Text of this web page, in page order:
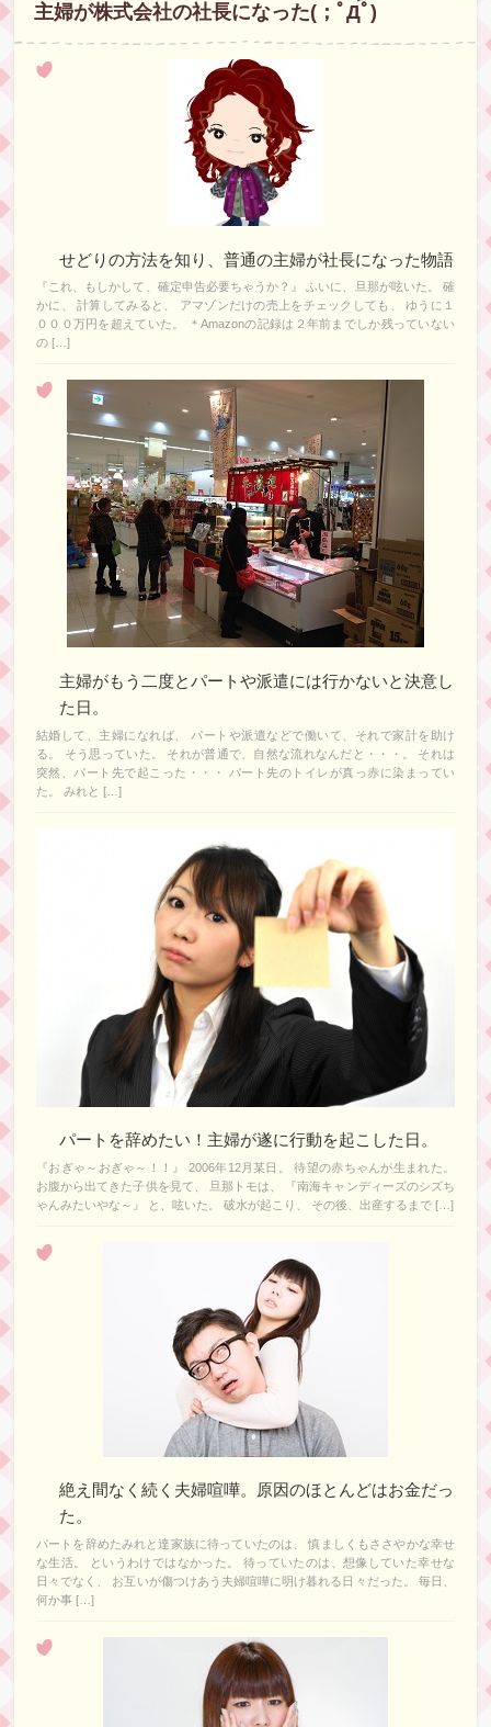
主婦が株式会社の社長になった(；ﾟДﾟ)
せどりの方法を知り、普通の主婦が社長になった物語
『これ、もしかして、確定申告必要ちゃうか？』 ふいに、旦那が呟いた。 確
かに、 計算してみると、 アマゾンだけの売上をチェックしても、 ゆうに１
０００万円を超えていた。 ＊Amazonの記録は２年前までしか残っていない
の […]
主婦がもう二度とパートや派遣には行かないと決意し
た日。
結婚して、主婦になれば、 パートや派遣などで働いて、それで家計を助け
る。 そう思っていた。 それが普通で、自然な流れなんだと・・・。 それは
突然、パート先で起こった・・・ パート先のトイレが真っ赤に染まってい
た。 みれと […]
パートを辞めたい！主婦が遂に行動を起こした日。
『おぎゃ～おぎゃ～！！』 2006年12月某日。 待望の赤ちゃんが生まれた。
お腹から出てきた子供を見て、 旦那トモは、 『南海キャンディーズのシズち
ゃんみたいやな～』 と、呟いた。 破水が起こり、 その後、出産するまで […]
絶え間なく続く夫婦喧嘩。原因のほとんどはお金だっ
た。
パートを辞めたみれと達家族に待っていたのは、 慎ましくもささやかな幸せ
な生活。 というわけではなかった。 待っていたのは、想像していた幸せな
日々でなく、 お互いが傷つけあう夫婦喧嘩に明け暮れる日々だった。 毎日、
何か事 […]